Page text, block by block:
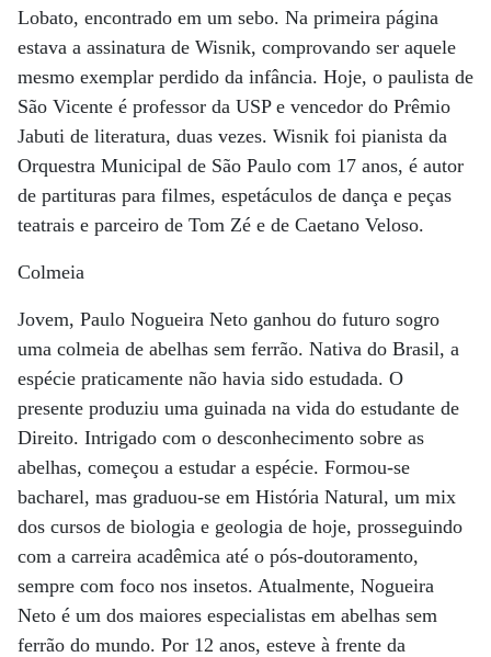
Lobato, encontrado em um sebo. Na primeira página
estava a assinatura de Wisnik, comprovando ser aquele
mesmo exemplar perdido da infância. Hoje, o paulista de
São Vicente é professor da USP e vencedor do Prêmio
Jabuti de literatura, duas vezes. Wisnik foi pianista da
Orquestra Municipal de São Paulo com 17 anos, é autor
de partituras para filmes, espetáculos de dança e peças
teatrais e parceiro de Tom Zé e de Caetano Veloso.
Colmeia
Jovem, Paulo Nogueira Neto ganhou do futuro sogro
uma colmeia de abelhas sem ferrão. Nativa do Brasil, a
espécie praticamente não havia sido estudada. O
presente produziu uma guinada na vida do estudante de
Direito. Intrigado com o desconhecimento sobre as
abelhas, começou a estudar a espécie. Formou-se
bacharel, mas graduou-se em História Natural, um mix
dos cursos de biologia e geologia de hoje, prosseguindo
com a carreira acadêmica até o pós-doutoramento,
sempre com foco nos insetos. Atualmente, Nogueira
Neto é um dos maiores especialistas em abelhas sem
ferrão do mundo. Por 12 anos, esteve à frente da